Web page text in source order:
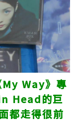
Way》專
Head的巨
都走得很前